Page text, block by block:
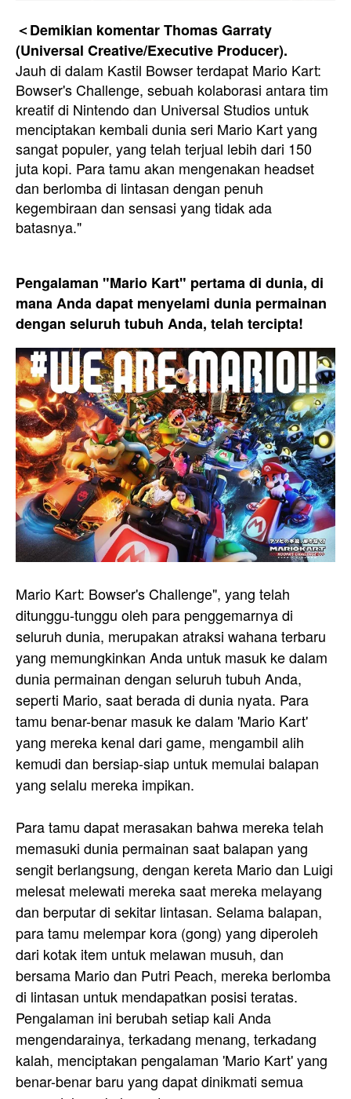
＜Demikian komentar Thomas Garraty
(Universal Creative/Executive Producer).
Jauh di dalam Kastil Bowser terdapat Mario Kart:
Bowser's Challenge, sebuah kolaborasi antara tim
kreatif di Nintendo dan Universal Studios untuk
menciptakan kembali dunia seri Mario Kart yang
sangat populer, yang telah terjual lebih dari 150
juta kopi. Para tamu akan mengenakan headset
dan berlomba di lintasan dengan penuh
kegembiraan dan sensasi yang tidak ada
batasnya."
Pengalaman "Mario Kart" pertama di dunia, di
mana Anda dapat menyelami dunia permainan
dengan seluruh tubuh Anda, telah tercipta!
Mario Kart: Bowser's Challenge", yang telah
ditunggu-tunggu oleh para penggemarnya di
seluruh dunia, merupakan atraksi wahana terbaru
yang memungkinkan Anda untuk masuk ke dalam
dunia permainan dengan seluruh tubuh Anda,
seperti Mario, saat berada di dunia nyata. Para
tamu benar-benar masuk ke dalam 'Mario Kart'
yang mereka kenal dari game, mengambil alih
kemudi dan bersiap-siap untuk memulai balapan
yang selalu mereka impikan.
Para tamu dapat merasakan bahwa mereka telah
memasuki dunia permainan saat balapan yang
sengit berlangsung, dengan kereta Mario dan Luigi
melesat melewati mereka saat mereka melayang
dan berputar di sekitar lintasan. Selama balapan,
para tamu melempar kora (gong) yang diperoleh
dari kotak item untuk melawan musuh, dan
bersama Mario dan Putri Peach, mereka berlomba
di lintasan untuk mendapatkan posisi teratas.
Pengalaman ini berubah setiap kali Anda
mengendarainya, terkadang menang, terkadang
kalah, menciptakan pengalaman 'Mario Kart' yang
benar-benar baru yang dapat dinikmati semua